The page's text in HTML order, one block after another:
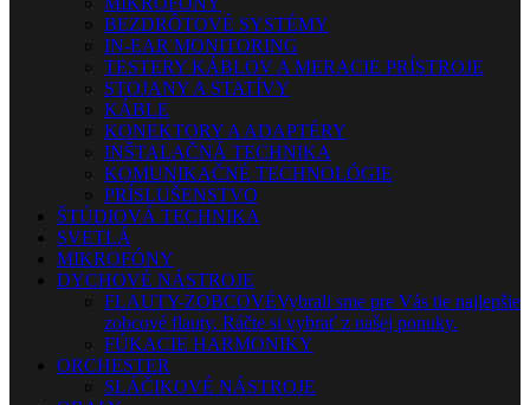
BEZDRÔTOVÉ SYSTÉMY
IN-EAR MONITORING
TESTERY KÁBLOV A MERACIE PRÍSTROJE
STOJANY A STATÍVY
KÁBLE
KONEKTORY A ADAPTÉRY
INŠTALAČNÁ TECHNIKA
KOMUNIKAČNÉ TECHNOLÓGIE
PRÍSLUŠENSTVO
ŠTÚDIOVÁ TECHNIKA
SVETLÁ
MIKROFÓNY
DYCHOVÉ NÁSTROJE
FLAUTY-ZOBCOVÉVybrali sme pre Vás tie najlepšie
zobcové flauty. Ráčte si vybrať z našej ponuky.
FÚKACIE HARMONIKY
ORCHESTER
SLÁČIKOVÉ NÁSTROJE